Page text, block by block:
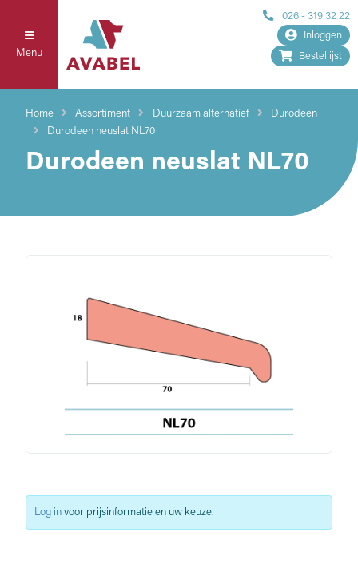
Menu
026 - 319 32 22
Inloggen
Bestellijst
Home Assortiment Duurzaam alternatief
Durodeen
Durodeen neuslat NL70
Durodeen neuslat NL70
Log in voor prijsinformatie en uw keuze.